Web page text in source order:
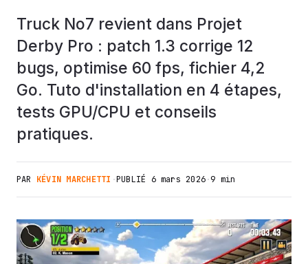
Truck No7 revient dans Projet
Derby Pro : patch 1.3 corrige 12
bugs, optimise 60 fps, fichier 4,2
Go. Tuto d'installation en 4 étapes,
tests GPU/CPU et conseils
pratiques.
PAR KÉVIN MARCHETTI ·PUBLIÉ 6 mars 2026·9 min